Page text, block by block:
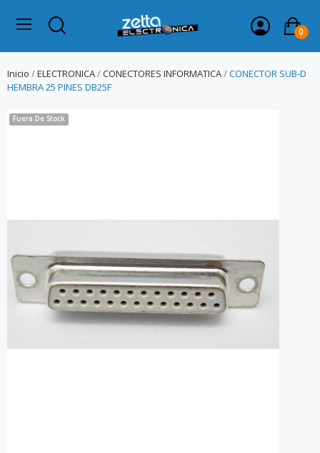
0
Inicio ELECTRONICA CONECTORES INFORMATICA
CONECTOR SUB-D
HEMBRA 25 PINES DB25F
Fuera De Stock